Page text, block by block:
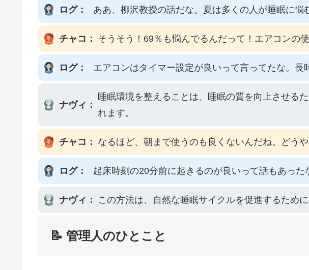
ログ： ああ、柳沢教授の話だな。夏は多くの人が睡眠に悩
チャコ： そうそう！69％も悩んでるんだって！エアコンの
ログ： エアコンはタイマー設定が良いって言ってたな。長
ナヴィ：
睡眠環境を整えることは、睡眠の質を向上させる
れます。
チャコ： なるほど、朝まで使うのも良くないんだね。どう
ログ： 起床時刻の20分前に起きるのが良いって話もあっ
ナヴィ： この方法は、自然な睡眠サイクルを促進するため
📝 管理人のひとこと